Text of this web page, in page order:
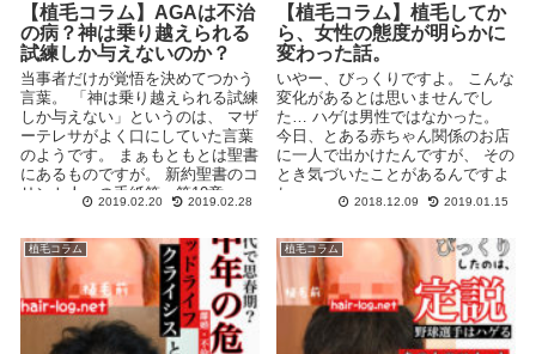
【植毛コラム】AGAは不治
の病？神は乗り越えられる
試練しか与えないのか？
当事者だけが覚悟を決めてつかう
言葉。 「神は乗り越えられる試練
しか与えない」というのは、 マザ
ーテレサがよく口にしていた言葉
のようです。 まぁもともとは聖書
にあるものですが。 新約聖書のコ
リント人への手紙第一第10章...
2019.02.20 2019.02.28
【植毛コラム】植毛してか
ら、女性の態度が明らかに
変わった話。
いやー、びっくりですよ。 こんな
変化があるとは思いませんでし
た… ハゲは男性ではなかった。
今日、とある赤ちゃん関係のお店
に一人で出かけたんですが、 その
とき気づいたことがあるんですよ
ね。 ...
2018.12.09 2019.01.15
植毛コラム 植毛コラム